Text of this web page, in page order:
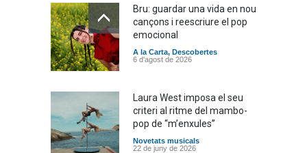
Bru: guardar una vida en nou
cançons i reescriure el pop
emocional
A la Carta, Descobertes
6 d'agost de 2026
Laura West imposa el seu
criteri al ritme del mambo-
pop de “m’enxules”
Novetats musicals
22 de juny de 2026